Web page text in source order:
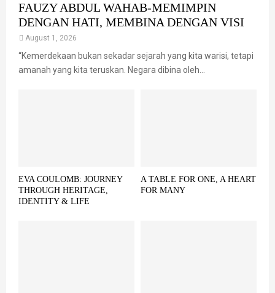
FAUZY ABDUL WAHAB-MEMIMPIN
DENGAN HATI, MEMBINA DENGAN VISI
August 1, 2026
“Kemerdekaan bukan sekadar sejarah yang kita warisi, tetapi
amanah yang kita teruskan. Negara dibina oleh...
EVA COULOMB: JOURNEY
THROUGH HERITAGE,
IDENTITY & LIFE
A TABLE FOR ONE, A HEART
FOR MANY